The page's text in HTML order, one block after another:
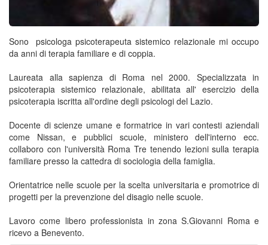
Sono psicologa psicoterapeuta sistemico relazionale mi occupo
da anni di terapia familiare e di coppia.
Laureata alla sapienza di Roma nel 2000. Specializzata in
psicoterapia sistemico relazionale, abilitata all' esercizio della
psicoterapia iscritta all'ordine degli psicologi del Lazio.
Docente di scienze umane e formatrice in vari contesti aziendali
come Nissan, e pubblici scuole, ministero dell'interno ecc.
collaboro con l'università Roma Tre tenendo lezioni sulla terapia
familiare presso la cattedra di sociologia della famiglia.
Orientatrice nelle scuole per la scelta universitaria e promotrice di
progetti per la prevenzione del disagio nelle scuole.
Lavoro come libero professionista in zona S.Giovanni Roma e
ricevo a Benevento.